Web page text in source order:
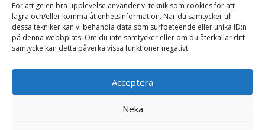
För att ge en bra upplevelse använder vi teknik som cookies för att
lagra och/eller komma åt enhetsinformation. När du samtycker till
dessa tekniker kan vi behandla data som surfbeteende eller unika ID:n
på denna webbplats. Om du inte samtycker eller om du återkallar ditt
samtycke kan detta påverka vissa funktioner negativt.
Acceptera
Neka
Pringles Hot Kickin' Sour Cream Chips - 160
g
130 Views50kr